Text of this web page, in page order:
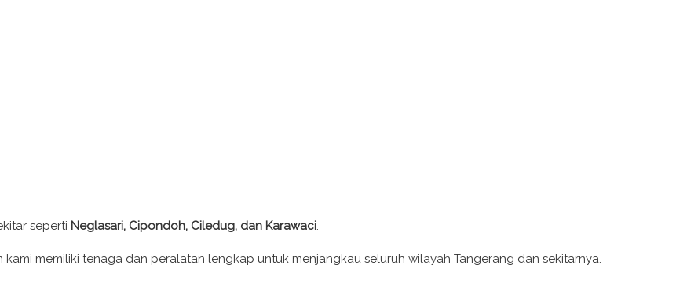
seperti Neglasari, Cipondoh, Ciledug, dan Karawaci.
memiliki tenaga dan peralatan lengkap untuk menjangkau seluruh wilayah Tangerang dan sekitarnya.